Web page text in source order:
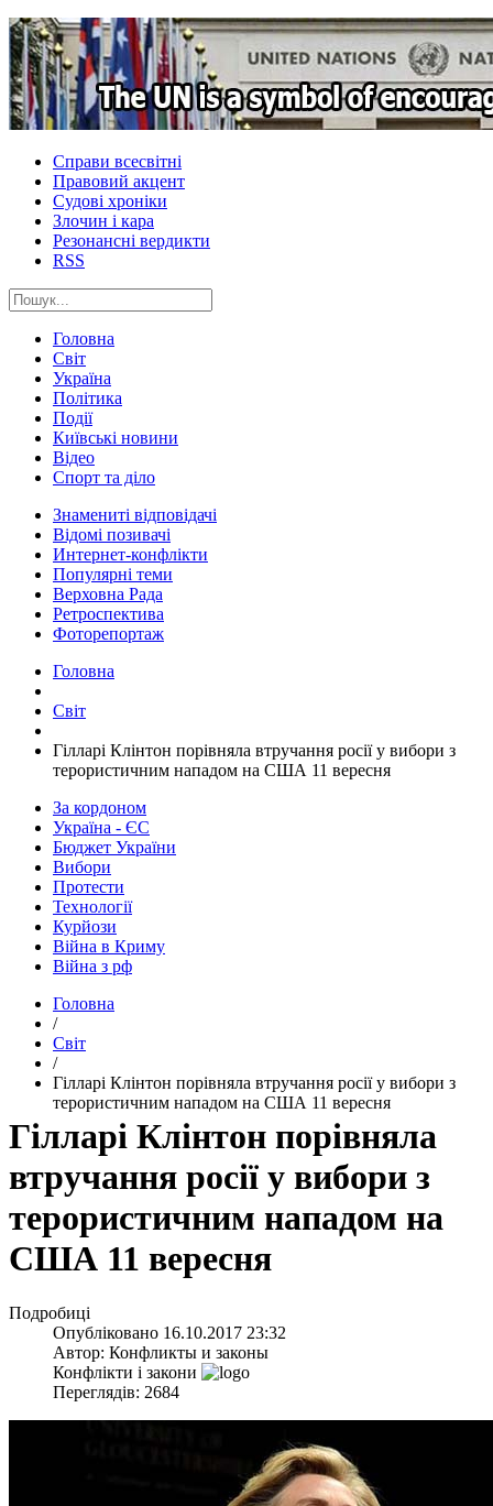
Справи всесвітні
Правовий акцент
Судові хроніки
Злочин і кара
Резонансні вердикти
RSS
Головна
Світ
Україна
Політика
Події
Київські новини
Відео
Спорт та діло
Знамениті відповідачі
Відомі позивачі
Интернет-конфлікти
Популярні теми
Верховна Рада
Ретроспектива
Фоторепортаж
Головна
Світ
​Гілларі Клінтон порівняла втручання росії у вибори з
терористичним нападом на США 11 вересня
За кордоном
Україна - ЄС
Бюджет України
Вибори
Протести
Технології
Курйози
Війна в Криму
Війна з рф
Головна
/
Світ
/
​Гілларі Клінтон порівняла втручання росії у вибори з
терористичним нападом на США 11 вересня
​Гілларі Клінтон порівняла
втручання росії у вибори з
терористичним нападом на
США 11 вересня
Подробиці
Опубліковано 16.10.2017 23:32
Автор: Конфликты и законы
Конфлікти і закони
Переглядів: 2684